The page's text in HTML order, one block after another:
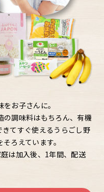
お子さんに。
の調味料はもちろん、有機
てすぐ使えるうらごし野
ろえています。
は加入後、1年間、配送